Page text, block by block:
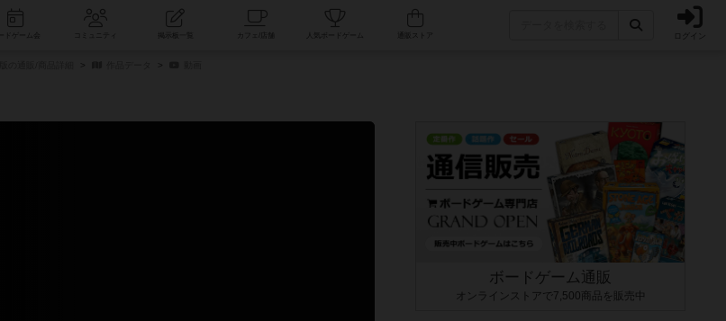
コミュニティ 人気ボードゲーム ログイン
ボードゲーム通販
オンラインストアで7,500商品を販売中